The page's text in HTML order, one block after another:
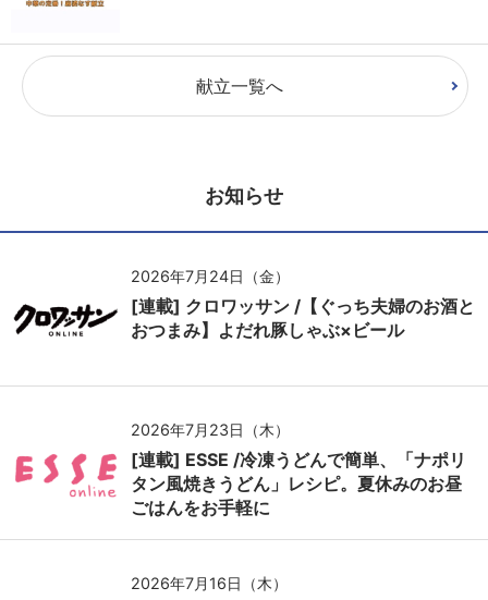
献立一覧へ
お知らせ
2026年7月24日（金）
[連載] クロワッサン /【ぐっち夫婦のお酒と
おつまみ】よだれ豚しゃぶ×ビール
2026年7月23日（木）
[連載] ESSE /冷凍うどんで簡単、「ナポリ
タン風焼きうどん」レシピ。夏休みのお昼
ごはんをお手軽に
2026年7月16日（木）